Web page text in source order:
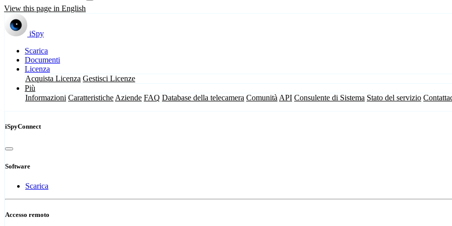
View this page in English
iSpy
Scarica
Documenti
Licenza
Acquista Licenza Gestisci Licenze
Più
Informazioni Caratteristiche Aziende FAQ Database della telecamera Comunità API Consulente di Sistema Stato del servizio
iSpyConnect
Software
Scarica
Accesso remoto